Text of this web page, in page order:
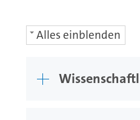
Alles einblenden